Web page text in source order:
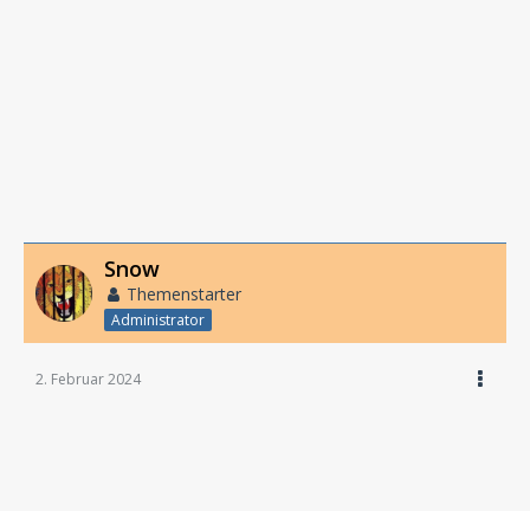
Snow
Themenstarter
Administrator
2. Februar 2024